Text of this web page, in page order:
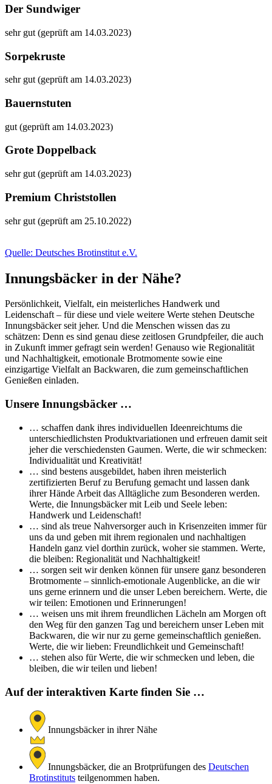
Der Sundwiger
sehr gut (geprüft am 14.03.2023)
Sorpekruste
sehr gut (geprüft am 14.03.2023)
Bauernstuten
gut (geprüft am 14.03.2023)
Grote Doppelback
sehr gut (geprüft am 14.03.2023)
Premium Christstollen
sehr gut (geprüft am 25.10.2022)
Quelle: Deutsches Brotinstitut e.V.
Innungsbäcker in der Nähe?
Persönlichkeit, Vielfalt, ein meisterliches Handwerk und
Leidenschaft – für diese und viele weitere Werte stehen Deutsche
Innungsbäcker seit jeher. Und die Menschen wissen das zu
schätzen: Denn es sind genau diese zeitlosen Grundpfeiler, die auch
in Zukunft immer gefragt sein werden! Genauso wie Regionalität
und Nachhaltigkeit, emotionale Brotmomente sowie eine
einzigartige Vielfalt an Backwaren, die zum gemeinschaftlichen
Genießen einladen.
Unsere Innungsbäcker …
… schaffen dank ihres individuellen Ideenreichtums die
unterschiedlichsten Produktvariationen und erfreuen damit seit
jeher die verschiedensten Gaumen. Werte, die wir schmecken:
Individualität und Kreativität!
… sind bestens ausgebildet, haben ihren meisterlich
zertifizierten Beruf zu Berufung gemacht und lassen dank
ihrer Hände Arbeit das Alltägliche zum Besonderen werden.
Werte, die Innungsbäcker mit Leib und Seele leben:
Handwerk und Leidenschaft!
… sind als treue Nahversorger auch in Krisenzeiten immer für
uns da und geben mit ihrem regionalen und nachhaltigen
Handeln ganz viel dorthin zurück, woher sie stammen. Werte,
die bleiben: Regionalität und Nachhaltigkeit!
… sorgen seit wir denken können für unsere ganz besonderen
Brotmomente – sinnlich-emotionale Augenblicke, an die wir
uns gerne erinnern und die unser Leben bereichern. Werte, die
wir teilen: Emotionen und Erinnerungen!
… weisen uns mit ihrem freundlichen Lächeln am Morgen oft
den Weg für den ganzen Tag und bereichern unser Leben mit
Backwaren, die wir nur zu gerne gemeinschaftlich genießen.
Werte, die wir lieben: Freundlichkeit und Gemeinschaft!
… stehen also für Werte, die wir schmecken und leben, die
bleiben, die wir teilen und lieben!
Auf der interaktiven Karte finden Sie …
Innungsbäcker in ihrer Nähe
Innungsbäcker, die an Brotprüfungen des Deutschen
Brotinstituts teilgenommen haben.